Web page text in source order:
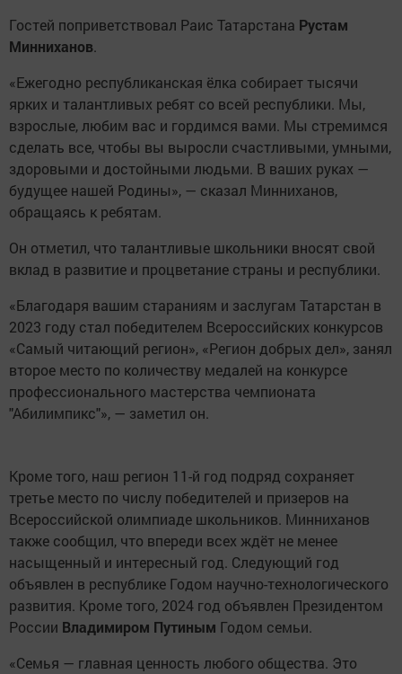
Гостей поприветствовал Раис Татарстана Рустам
Минниханов.
«Ежегодно республиканская ёлка собирает тысячи
ярких и талантливых ребят со всей республики. Мы,
взрослые, любим вас и гордимся вами. Мы стремимся
сделать все, чтобы вы выросли счастливыми, умными,
здоровыми и достойными людьми. В ваших руках —
будущее нашей Родины», — сказал Минниханов,
обращаясь к ребятам.
Он отметил, что талантливые школьники вносят свой
вклад в развитие и процветание страны и республики.
«Благодаря вашим стараниям и заслугам Татарстан в
2023 году стал победителем Всероссийских конкурсов
«Самый читающий регион», «Регион добрых дел», занял
второе место по количеству медалей на конкурсе
профессионального мастерства чемпионата
"Абилимпикс"», — заметил он.
Кроме того, наш регион 11-й год подряд сохраняет
третье место по числу победителей и призеров на
Всероссийской олимпиаде школьников. Минниханов
также сообщил, что впереди всех ждёт не менее
насыщенный и интересный год. Следующий год
объявлен в республике Годом научно-технологического
развития. Кроме того, 2024 год объявлен Президентом
России Владимиром Путиным Годом семьи.
«Семья — главная ценность любого общества. Это